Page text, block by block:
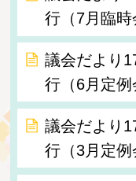
行（7月臨時
議会だより
行（6月定例
議会だより
行（3月定例